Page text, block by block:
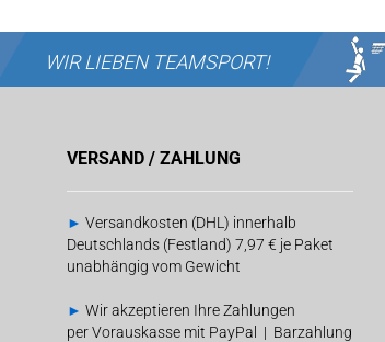
WIR LIEBEN TEAMSPORT!
VERSAND / ZAHLUNG
► Versandkosten (DHL) innerhalb
Deutschlands (Festland) 7,97 € je Paket
unabhängig vom Gewicht
► Wir akzeptieren Ihre Zahlungen
per Vorauskasse mit PayPal | Barzahlung